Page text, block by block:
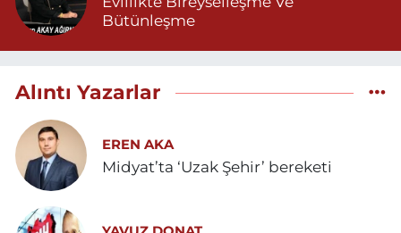
Bütünleşme
Alıntı Yazarlar
EREN AKA
Midyat’ta ‘Uzak Şehir’ bereketi